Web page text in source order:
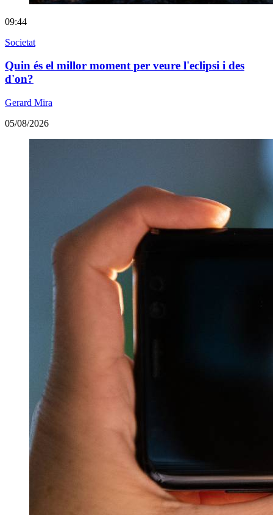
09:44
Societat
Quin és el millor moment per veure l'eclipsi i des
d'on?
Gerard Mira
05/08/2026